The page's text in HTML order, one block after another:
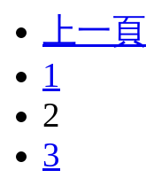
上一頁
1
2
3